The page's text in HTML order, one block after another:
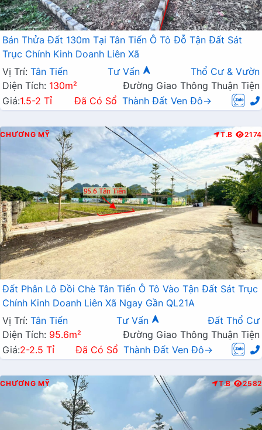
Bán Thửa Đất 130m Tại Tân Tiến Ô Tô Đỗ Tận Đất Sát
Trục Chính Kinh Doanh Liên Xã
Vị Trí: Tân Tiến Tư Vấn
Thổ Cư & Vườn
Diện Tích: 130m²
Đường Giao Thông Thuận Tiện
Giá:1.5-2 Tỉ Đã Có Sổ Thành Đất Ven Đô→
CHƯƠNG MỸ T.B 2174
Đất Phân Lô Đồi Chè Tân Tiến Ô Tô Vào Tận Đất Sát Trục
Chính Kinh Doanh Liên Xã Ngay Gần QL21A
Vị Trí: Tân Tiến Tư Vấn
Đất Thổ Cư
Diện Tích: 95.6m²
Đường Giao Thông Thuận Tiện
Giá:2-2.5 Tỉ Đã Có Sổ Thành Đất Ven Đô→
CHƯƠNG MỸ T.B 2582